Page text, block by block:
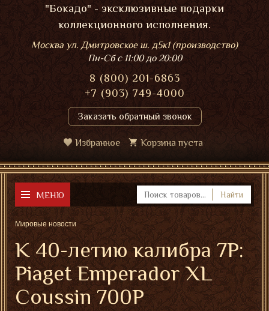
"Бокадо" - эксклюзивные подарки
коллекционного исполнения.
Москва ул. Дмитровское ш. д5к1 (производство)
Пн-Сбс 11:00 до 20:00
8 (800) 201-6863
+7 (903) 749-4000
Заказать обратный звонок
Избранное Корзина пуста
МЕНЮ Найти
Мировые новости
К 40-летию калибра 7P:
Piaget Emperador XL
Coussin 700P